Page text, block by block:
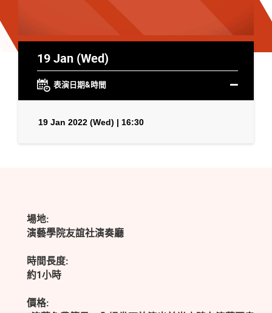
19 Jan (Wed)
表演日期&時間
19 Jan 2022 (Wed) | 16:30
場地:
演藝學院友誼社演奏廳
時間長度:
約1小時
價格: